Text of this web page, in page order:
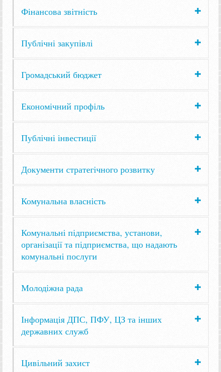
Фінансова звітність
Публічні закупівлі
Громадський бюджет
Економічний профіль
Публічні інвестиції
Документи стратегічного розвитку
Комунальна власність
Комунальні підприємства, установи,
організації та підприємства, що надають
комунальні послуги
Молодіжна рада
Інформація ДПС, ПФУ, ЦЗ та інших
державних служб
Цивільний захист